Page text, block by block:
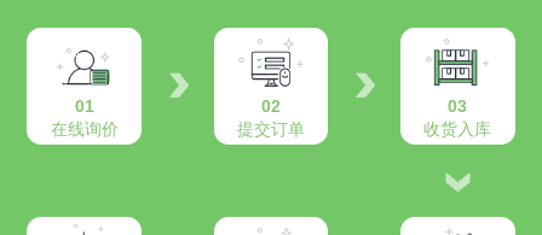
01
在线询价
02
提交订单
03
收货入库